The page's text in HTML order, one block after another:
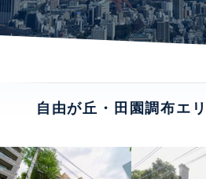
自由が丘・田園調布エ